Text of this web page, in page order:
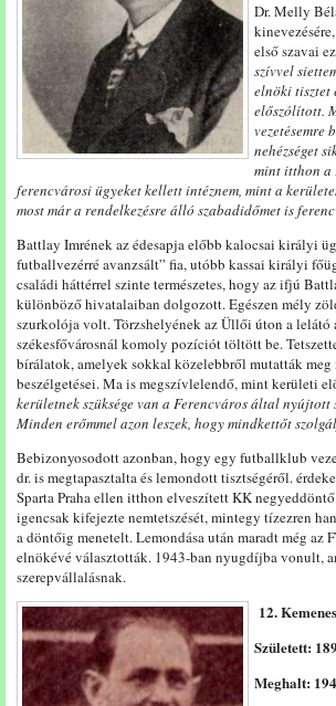
Dr. Melly
első szavai
szívvel
elnökitisztet
előszólított.
vezetésemre
nehézséget
mintitthon a
ferencvárosi ügyeket kellett intéznem, mint a
most már a rendelkezésre álló szabadidőmet is
Battlay Imrének az édesapja előbb kalocsai királyi
futballvezérré avanzsált” fia, utóbb kassai királyi
családi háttérrel szinte természetes, hogy az ifjú
különböző hivatalaiban dolgozott. Egészen mély
szurkolójavolt. Törzshelyének az Üllői úton a
székesfővárosnál komoly pozícióttöltöttbe.
bírálatok, amelyeksokkal közelebbről mutatták meg
beszélgetései. Ma is megszívlelendő, mint kerületi
kerületnekszükségevan a Ferencvárosáltalnyújtott
Minden erőmmelazon leszek, hogymindkettőtszolgál
Bebizonyosodott azonban, hogy egy futballklub
dr. is megtapasztalta és lemondott tisztségéről.
Sparta Praha ellen itthon elveszített KK
igencsak kifejezte nemtetszését, mintegy tízezren
a döntőig menetelt. Lemondása után maradt még az
elnökévé választották. 1943-ban nyugdíjba vonult,
szerepvállalásnak.
12.
Született:
Meghalt: